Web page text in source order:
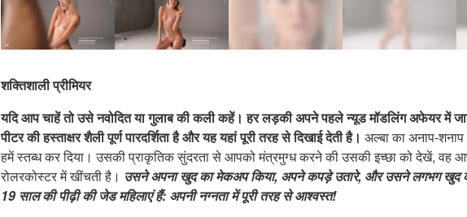
शक्तिशाली प्रीमियर
यदि आप चाहें तो उसे नवोदित या गुलाब की कली कहें। हर लड़की अपने पहले न्यूड मॉडलिंग अफेयर में
पीटर की हस्ताक्षर शैली पूर्ण पारदर्शिता है और यह यहां पूरी तरह से दिखाई देती है। अल्बा का अनाप-
हमें स्तब्ध कर दिया। उसकी प्राकृतिक सुंदरता से आपको मंत्रमुग्ध करने की उसकी इच्छा को देखें, वह
रोलरकोस्टर में खींचती है। उसने अपना खुद का मेकअप किया, अपने कपड़े उतारे, और उसने लगभग खुद
19 साल की पीढ़ी की जेड महिलाएं हैं: अपनी नग्नता में पूरी तरह से आश्वस्त!